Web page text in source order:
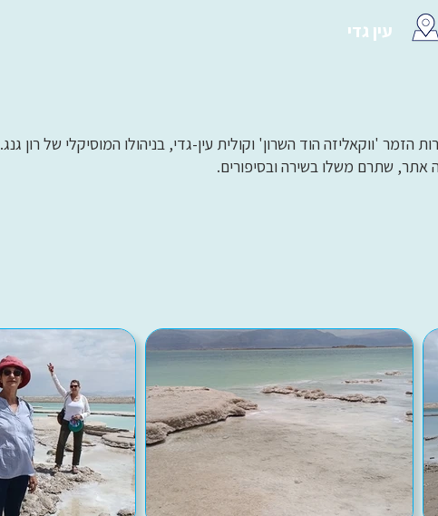
עין גדי
'ווקאליזה הוד השרון' וקולית עין-גדי, בניהולו המוסיקלי של רון גנג.
שתרם משלו בשירה ובסיפורים.